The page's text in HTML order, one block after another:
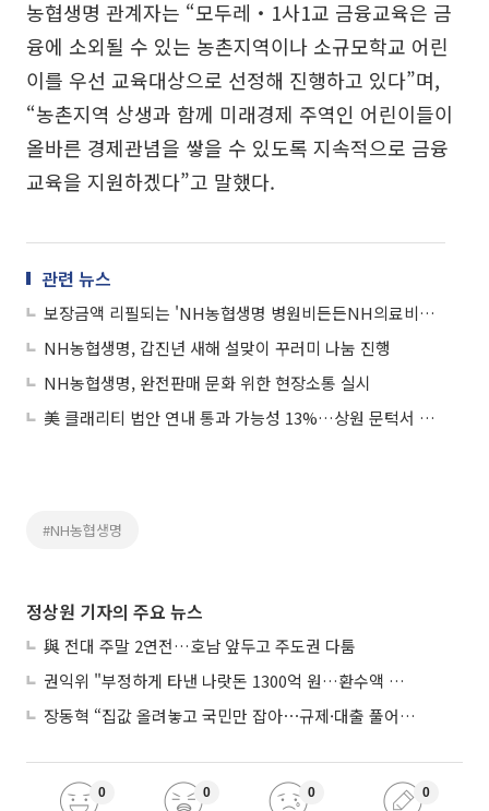
농협생명 관계자는 “모두레‧1사1교 금융교육은 금
융에 소외될 수 있는 농촌지역이나 소규모학교 어린
이를 우선 교육대상으로 선정해 진행하고 있다”며,
“농촌지역 상생과 함께 미래경제 주역인 어린이들이
올바른 경제관념을 쌓을 수 있도록 지속적으로 금융
교육을 지원하겠다”고 말했다.
관련 뉴스
보장금액 리필되는 'NH농협생명 병원비든든NH의료비보장보험'
NH농협생명, 갑진년 새해 설맞이 꾸러미 나눔 진행
NH농협생명, 완전판매 문화 위한 현장소통 실시
美 클래리티 법안 연내 통과 가능성 13%…상원 문턱서 제동
#NH농협생명
정상원 기자의 주요 뉴스
與 전대 주말 2연전…호남 앞두고 주도권 다툼
권익위 "부정하게 타낸 나랏돈 1300억 원…환수액 역대 최대"
장동혁 “집값 올려놓고 국민만 잡아⋯규제·대출 풀어야”
0 0 0 0